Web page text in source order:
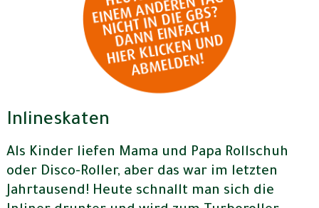
Inlineskaten
Als Kinder liefen Mama und Papa Rollschuh
oder Disco-Roller, aber das war im letzten
Jahrtausend! Heute schnallt man sich die